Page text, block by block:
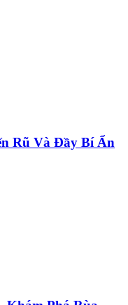
Rũ Và Đầy Bí Ẩn